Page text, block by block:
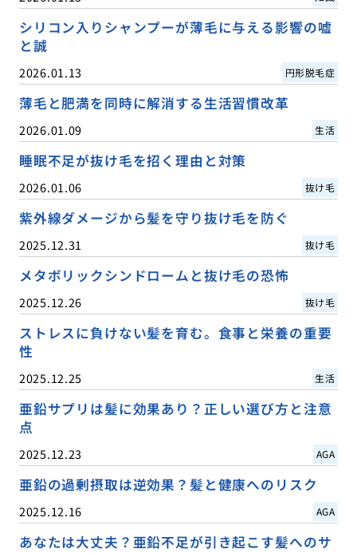
シリコン入りシャンプーが薄毛に与える影響の嘘
と誠
2026.01.13 円形脱毛症
薄毛と肥満を同時に解消する生活習慣改革
2026.01.09 生活
睡眠不足が抜け毛を招く理由と対策
2026.01.06 抜け毛
紫外線ダメージから髪を守り抜け毛を防ぐ
2025.12.31 抜け毛
メタボリックシンドロームと抜け毛の恐怖
2025.12.26 抜け毛
ストレスに負けない髪を育む。食事と栄養の重要
性
2025.12.25 生活
亜鉛サプリは髪に効果あり？正しい選び方と注意
点
2025.12.23 AGA
亜鉛の過剰摂取は逆効果？髪と健康へのリスク
2025.12.16 AGA
あなたは大丈夫？亜鉛不足が引き起こす髪へのサ